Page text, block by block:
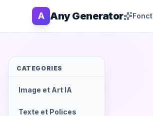
A Any Generator
CATEGORIES
Image et Art IA
Texte et Polices